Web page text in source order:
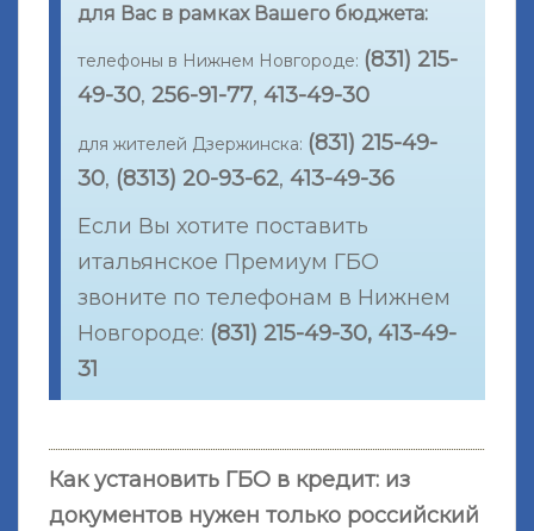
для Вас в рамках Вашего бюджета:
телефоны в Нижнем Новгороде: (831) 215-
49-30,256-91-77,413-49-30
для жителей Дзержинска: (831) 215-49-
30, (8313) 20-93-62,413-49-36
Если Вы хотите поставить
итальянское Премиум ГБО
звоните по телефонам в Нижнем
Новгороде: (831) 215-49-30, 413-49-
31
Как установить ГБО в кредит: из
документов нужен только российский